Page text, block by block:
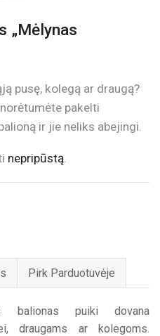
„Mėlynas
pusę, kolegą ar draugą?
pakelti
ir jie neliks abejingi.
nepripūstą.
Pirk Parduotuvėje
balionas puiki dovana
draugams ar kolegoms.